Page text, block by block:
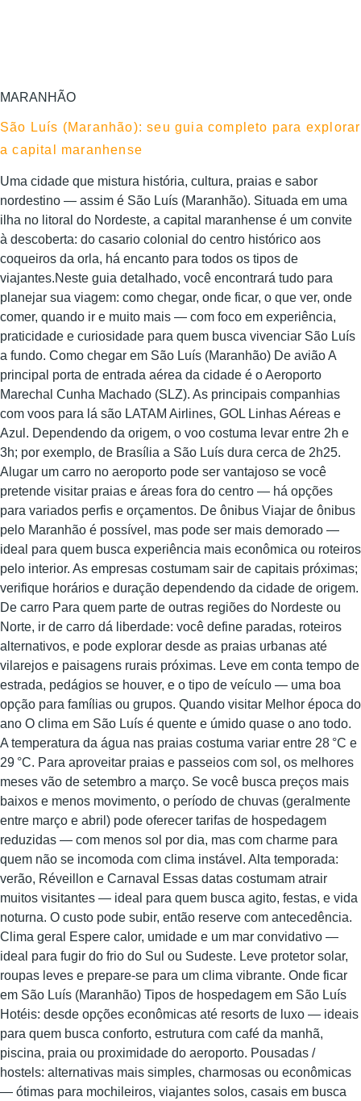
MARANHÃO
São Luís (Maranhão): seu guia completo para explorar
a capital maranhense
Uma cidade que mistura história, cultura, praias e sabor
nordestino — assim é São Luís (Maranhão). Situada em uma
ilha no litoral do Nordeste, a capital maranhense é um convite
à descoberta: do casario colonial do centro histórico aos
coqueiros da orla, há encanto para todos os tipos de
viajantes.Neste guia detalhado, você encontrará tudo para
planejar sua viagem: como chegar, onde ficar, o que ver, onde
comer, quando ir e muito mais — com foco em experiência,
praticidade e curiosidade para quem busca vivenciar São Luís
a fundo. Como chegar em São Luís (Maranhão) De avião A
principal porta de entrada aérea da cidade é o Aeroporto
Marechal Cunha Machado (SLZ). As principais companhias
com voos para lá são LATAM Airlines, GOL Linhas Aéreas e
Azul. Dependendo da origem, o voo costuma levar entre 2h e
3h; por exemplo, de Brasília a São Luís dura cerca de 2h25.
Alugar um carro no aeroporto pode ser vantajoso se você
pretende visitar praias e áreas fora do centro — há opções
para variados perfis e orçamentos. De ônibus Viajar de ônibus
pelo Maranhão é possível, mas pode ser mais demorado —
ideal para quem busca experiência mais econômica ou roteiros
pelo interior. As empresas costumam sair de capitais próximas;
verifique horários e duração dependendo da cidade de origem.
De carro Para quem parte de outras regiões do Nordeste ou
Norte, ir de carro dá liberdade: você define paradas, roteiros
alternativos, e pode explorar desde as praias urbanas até
vilarejos e paisagens rurais próximas. Leve em conta tempo de
estrada, pedágios se houver, e o tipo de veículo — uma boa
opção para famílias ou grupos. Quando visitar Melhor época do
ano O clima em São Luís é quente e úmido quase o ano todo.
A temperatura da água nas praias costuma variar entre 28 °C e
29 °C. Para aproveitar praias e passeios com sol, os melhores
meses vão de setembro a março. Se você busca preços mais
baixos e menos movimento, o período de chuvas (geralmente
entre março e abril) pode oferecer tarifas de hospedagem
reduzidas — com menos sol por dia, mas com charme para
quem não se incomoda com clima instável. Alta temporada:
verão, Réveillon e Carnaval Essas datas costumam atrair
muitos visitantes — ideal para quem busca agito, festas, e vida
noturna. O custo pode subir, então reserve com antecedência.
Clima geral Espere calor, umidade e um mar convidativo —
ideal para fugir do frio do Sul ou Sudeste. Leve protetor solar,
roupas leves e prepare-se para um clima vibrante. Onde ficar
em São Luís (Maranhão) Tipos de hospedagem em São Luís
Hotéis: desde opções econômicas até resorts de luxo — ideais
para quem busca conforto, estrutura com café da manhã,
piscina, praia ou proximidade do aeroporto. Pousadas /
hostels: alternativas mais simples, charmosas ou econômicas
— ótimas para mochileiros, viajantes solos, casais em busca